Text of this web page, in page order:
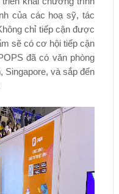
của các hoạ sỹ, tác
chỉ tiếp cận được
sẽ có cơ hội tiếp cận
đã có văn phòng
Singapore, và sắp đến